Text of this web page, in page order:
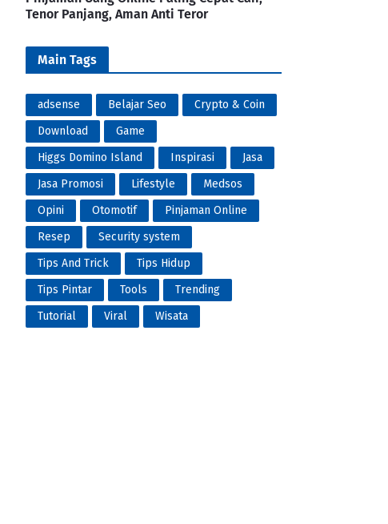
Tenor Panjang, Aman Anti Teror
Main Tags
adsense Belajar Seo
Crypto & Coin
Download
Game
Higgs Domino Island
Inspirasi
Jasa
Jasa Promosi
Lifestyle
Medsos
Opini
Otomotif
Pinjaman Online
Resep
Security system
Tips And Trick
Tips Hidup
Tips Pintar
Tools
Trending
Tutorial
Viral Wisata